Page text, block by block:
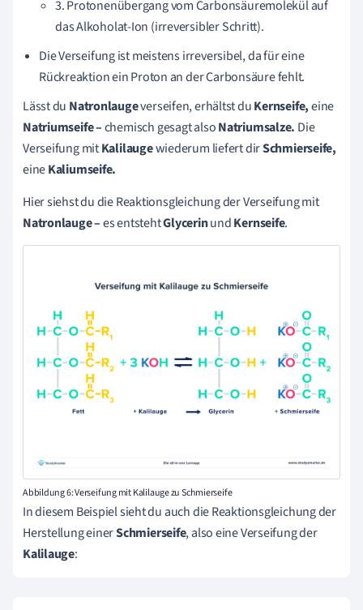
3. Protonenübergang vom Carbonsäuremolekül auf
das Alkoholat-Ion (irreversibler Schritt).
Die Verseifung ist meistens irreversibel, da für eine
Rückreaktion ein Proton an der Carbonsäure fehlt.
Lässt du Natronlaugeverseifen, erhältst duKernseife,eine
Natriumseife –chemisch gesagt alsoNatriumsalze. Die
Verseifung mitKalilaugewiederum liefert dirSchmierseife,
eineKaliumseife.
Hier siehst du die Reaktionsgleichung der Verseifung mit
Natronlauge –es entstehtGlycerinundKernseife.
Abbildung 6: Verseifung mit Kalilauge zu Schmierseife
In diesem Beispiel sieht du auch die Reaktionsgleichung der
Herstellung einerSchmierseife, also eine Verseifung der
Kalilauge: